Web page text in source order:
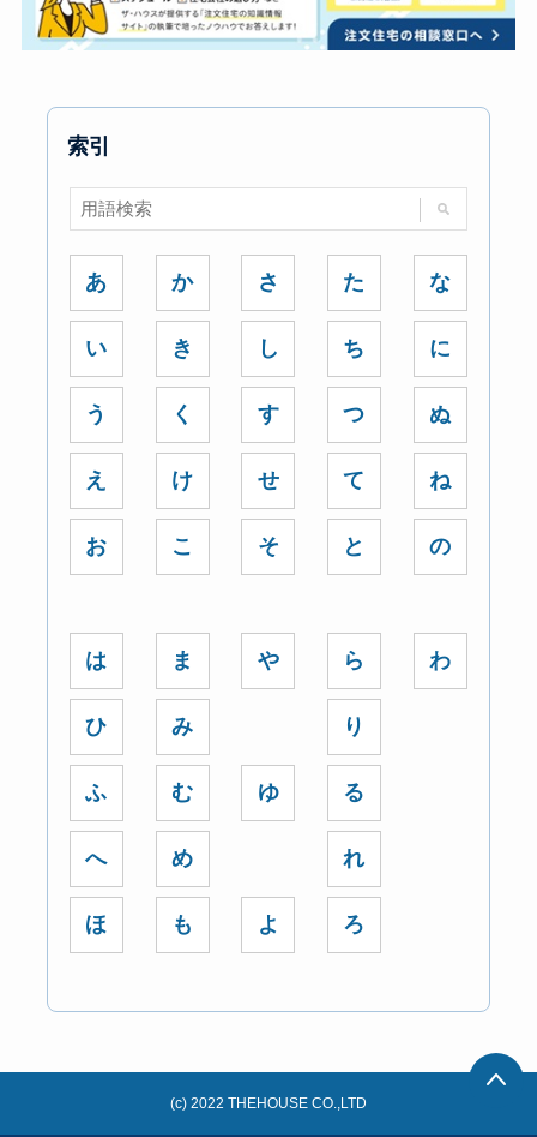
索引
あ
い
う
え
お
か
き
く
け
こ
さ
し
す
せ
そ
た
ち
つ
て
と
な
に
ぬ
ね
の
は
ひ
ふ
へ
ほ
ま
み
む
め
も
や
ゆ
よ
ら
り
る
れ
ろ
わ
(c) 2022 THEHOUSE CO.,LTD